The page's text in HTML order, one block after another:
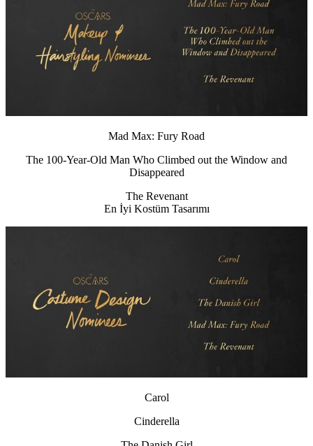
Mad Max: Fury Road
The 100-Year-Old Man Who Climbed out the Window and
Disappeared
The Revenant
En İyi Kostüm Tasarımı
Carol
Cinderella